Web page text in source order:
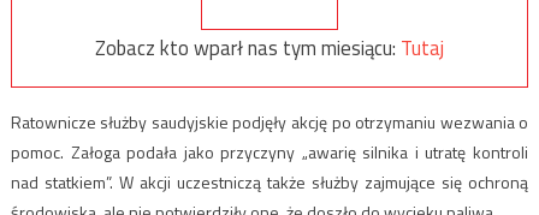
Zobacz kto wparł nas tym miesiącu: Tutaj
Ratownicze służby saudyjskie podjęły akcję po otrzymaniu wezwania o
pomoc. Załoga podała jako przyczyny „awarię silnika i utratę kontroli
nad statkiem”. W akcji uczestniczą także służby zajmujące się ochroną